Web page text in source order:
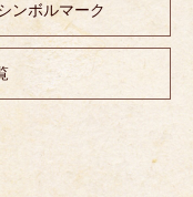
ンボルマーク